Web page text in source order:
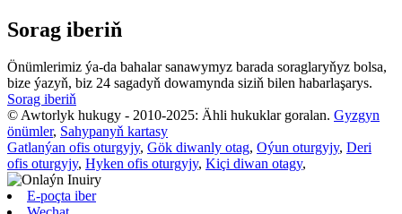
Sorag iberiň
Önümlerimiz ýa-da bahalar sanawymyz barada soraglaryňyz bolsa,
bize ýazyň, biz 24 sagadyň dowamynda siziň bilen habarlaşarys.
Sorag iberiň
© Awtorlyk hukugy - 2010-2025: Ähli hukuklar goralan. Gyzgyn
önümler, Sahypanyň kartasy
Gatlanýan ofis oturgyjy, Gök diwanly otag, Oýun oturgyjy, Deri
ofis oturgyjy, Hyken ofis oturgyjy, Kiçi diwan otagy,
E-poçta iber